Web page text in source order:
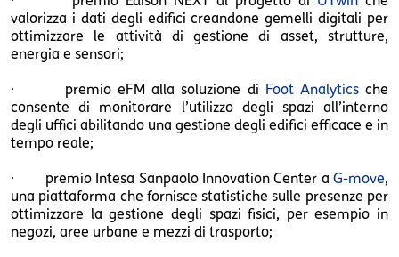
valorizza i dati degli edifici creandone gemelli digitali per
ottimizzare le attività di gestione di asset, strutture,
energia e sensori;
· premio eFM alla soluzione di Foot Analyticsche
consente di monitorare l’utilizzo degli spazi all’interno
degli uffici abilitando una gestione degli edifici efficace e in
tempo reale;
· premio Intesa Sanpaolo Innovation Center a G-move,
una piattaforma che fornisce statistiche sulle presenze per
ottimizzare la gestione degli spazi fisici, per esempio in
negozi, aree urbane e mezzi di trasporto;